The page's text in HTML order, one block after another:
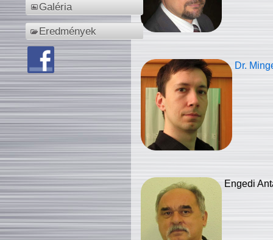
Galéria
Eredmények
Dr.
Engedi